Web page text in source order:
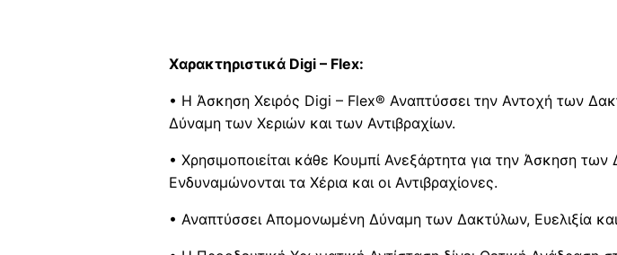
Xαρακτηριστικά Digi – Flex:
• Η Άσκηση Χειρός Digi – Flex® Αναπτύσσει την Αντοχή των
Δύναμη των Χεριών και των Αντιβραχίων.
• Χρησιμοποιείται κάθε Κουμπί Ανεξάρτητα για την Άσκηση
Ενδυναμώνονται τα Χέρια και οι Αντιβραχίονες.
• Αναπτύσσει Απομονωμένη Δύναμη των Δακτύλων, Ευελιξία